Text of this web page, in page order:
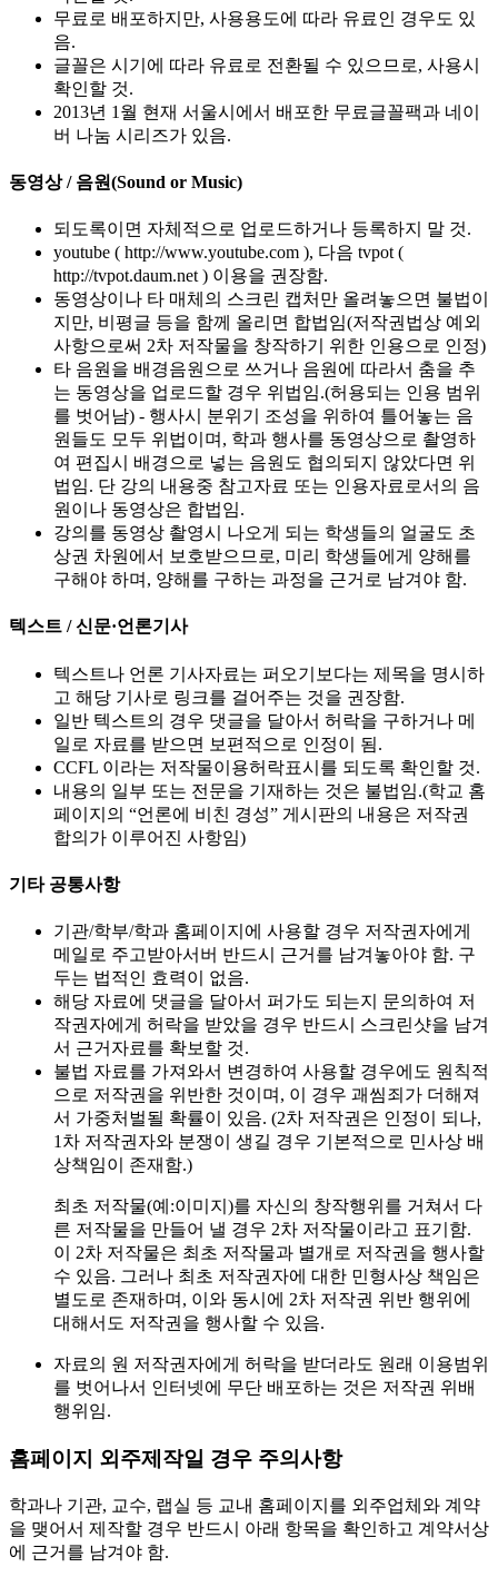
무료로 배포하지만, 사용용도에 따라 유료인 경우도 있
음.
글꼴은 시기에 따라 유료로 전환될 수 있으므로, 사용시
확인할 것.
2013년 1월 현재 서울시에서 배포한 무료글꼴팩과 네이
버 나눔 시리즈가 있음.
동영상 / 음원(Sound or Music)
되도록이면 자체적으로 업로드하거나 등록하지 말 것.
youtube ( http://www.youtube.com ), 다음 tvpot (
http://tvpot.daum.net ) 이용을 권장함.
동영상이나 타 매체의 스크린 캡처만 올려놓으면 불법이
지만, 비평글 등을 함께 올리면 합법임(저작권법상 예외
사항으로써 2차 저작물을 창작하기 위한 인용으로 인정)
타 음원을 배경음원으로 쓰거나 음원에 따라서 춤을 추
는 동영상을 업로드할 경우 위법임.(허용되는 인용 범위
를 벗어남) - 행사시 분위기 조성을 위하여 틀어놓는 음
원들도 모두 위법이며, 학과 행사를 동영상으로 촬영하
여 편집시 배경으로 넣는 음원도 협의되지 않았다면 위
법임. 단 강의 내용중 참고자료 또는 인용자료로서의 음
원이나 동영상은 합법임.
강의를 동영상 촬영시 나오게 되는 학생들의 얼굴도 초
상권 차원에서 보호받으므로, 미리 학생들에게 양해를
구해야 하며, 양해를 구하는 과정을 근거로 남겨야 함.
텍스트 / 신문·언론기사
텍스트나 언론 기사자료는 퍼오기보다는 제목을 명시하
고 해당 기사로 링크를 걸어주는 것을 권장함.
일반 텍스트의 경우 댓글을 달아서 허락을 구하거나 메
일로 자료를 받으면 보편적으로 인정이 됨.
CCFL 이라는 저작물이용허락표시를 되도록 확인할 것.
내용의 일부 또는 전문을 기재하는 것은 불법임.(학교 홈
페이지의 “언론에 비친 경성” 게시판의 내용은 저작권
합의가 이루어진 사항임)
기타 공통사항
기관/학부/학과 홈페이지에 사용할 경우 저작권자에게
메일로 주고받아서버 반드시 근거를 남겨놓아야 함. 구
두는 법적인 효력이 없음.
해당 자료에 댓글을 달아서 퍼가도 되는지 문의하여 저
작권자에게 허락을 받았을 경우 반드시 스크린샷을 남겨
서 근거자료를 확보할 것.
불법 자료를 가져와서 변경하여 사용할 경우에도 원칙적
으로 저작권을 위반한 것이며, 이 경우 괘씸죄가 더해져
서 가중처벌될 확률이 있음. (2차 저작권은 인정이 되나,
1차 저작권자와 분쟁이 생길 경우 기본적으로 민사상 배
상책임이 존재함.)
최초 저작물(예:이미지)를 자신의 창작행위를 거쳐서 다
른 저작물을 만들어 낼 경우 2차 저작물이라고 표기함.
이 2차 저작물은 최초 저작물과 별개로 저작권을 행사할
수 있음. 그러나 최초 저작권자에 대한 민형사상 책임은
별도로 존재하며, 이와 동시에 2차 저작권 위반 행위에
대해서도 저작권을 행사할 수 있음.
자료의 원 저작권자에게 허락을 받더라도 원래 이용범위
를 벗어나서 인터넷에 무단 배포하는 것은 저작권 위배
행위임.
홈페이지 외주제작일 경우 주의사항
학과나 기관, 교수, 랩실 등 교내 홈페이지를 외주업체와 계약
을 맺어서 제작할 경우 반드시 아래 항목을 확인하고 계약서상
에 근거를 남겨야 함.